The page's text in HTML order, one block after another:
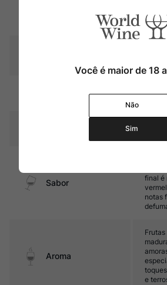
Rubi
Amadurecimento
Sabor
final é
notas
Aroma
e
Você é maior de 18
Não
Sim